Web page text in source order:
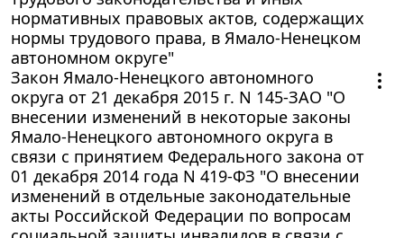
нормативных правовых актов, содержащих
нормы трудового права, в Ямало-Ненецком
автономном округе"
Закон Ямало-Ненецкого автономного
округа от 21 декабря 2015 г. N 145-ЗАО "О
внесении изменений в некоторые законы
Ямало-Ненецкого автономного округа в
связи с принятием Федерального закона от
01 декабря 2014 года N 419-ФЗ "О внесении
изменений в отдельные законодательные
акты Российской Федерации по вопросам